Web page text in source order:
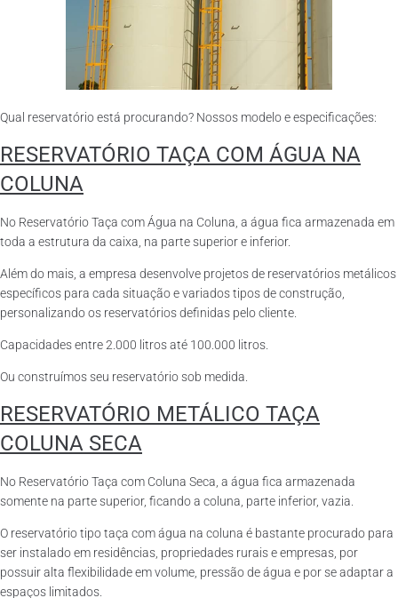
Qual reservatório está procurando? Nossos modelo e especificações:
RESERVATÓRIO TAÇA COM ÁGUA NA
COLUNA
No Reservatório Taça com Água na Coluna, a água fica armazenada em
toda a estrutura da caixa, na parte superior e inferior.
Além do mais, a empresa desenvolve projetos de reservatórios metálicos
específicos para cada situação e variados tipos de construção,
personalizando os reservatórios definidas pelo cliente.
Capacidades entre 2.000 litros até 100.000 litros.
Ou construímos seu reservatório sob medida.
RESERVATÓRIO METÁLICO TAÇA
COLUNA SECA
No Reservatório Taça com Coluna Seca, a água fica armazenada
somente na parte superior, ficando a coluna, parte inferior, vazia.
O reservatório tipo taça com água na coluna é bastante procurado para
ser instalado em residências, propriedades rurais e empresas, por
possuir alta flexibilidade em volume, pressão de água e por se adaptar a
espaços limitados.